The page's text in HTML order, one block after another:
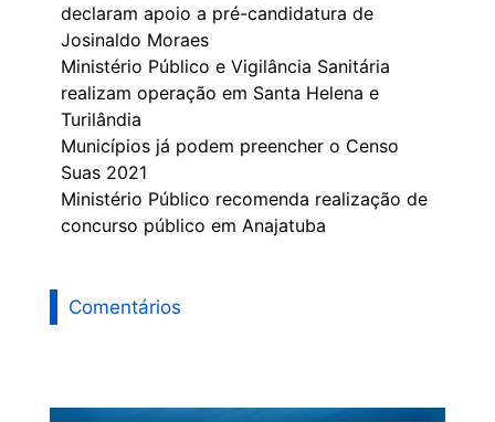
declaram apoio a pré-candidatura de
Josinaldo Moraes
Ministério Público e Vigilância Sanitária
realizam operação em Santa Helena e
Turilândia
Municípios já podem preencher o Censo
Suas 2021
Ministério Público recomenda realização de
concurso público em Anajatuba
Comentários